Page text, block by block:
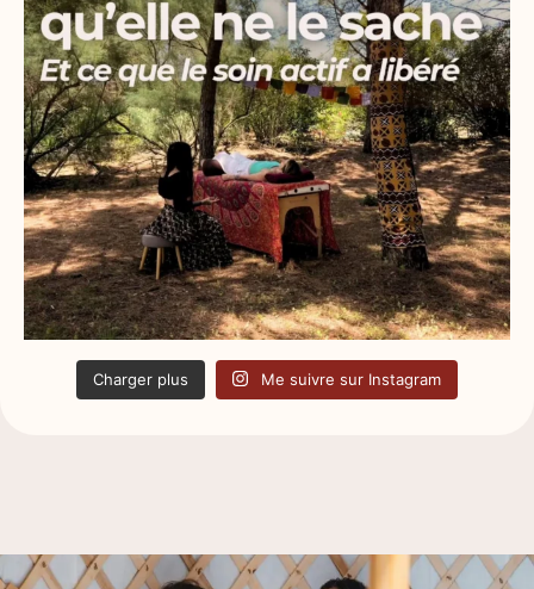
Charger plus Me suivre sur Instagram